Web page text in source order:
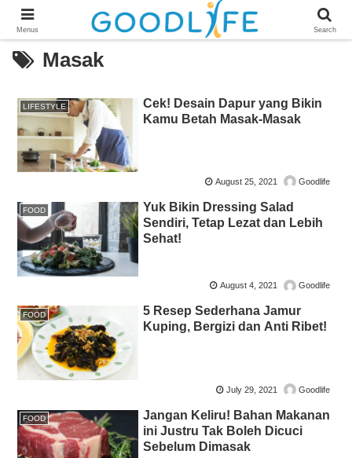
Masak
LIFESTYLE
Cek! Desain Dapur yang Bikin
Kamu Betah Masak-Masak
August 25, 2021 Goodlife
FOOD
Yuk Bikin Dressing Salad
Sendiri, Tetap Lezat dan Lebih
Sehat!
August 4, 2021 Goodlife
FOOD
5 Resep Sederhana Jamur
Kuping, Bergizi dan Anti Ribet!
July 29, 2021 Goodlife
FOOD
Jangan Keliru! Bahan Makanan
ini Justru Tak Boleh Dicuci
Sebelum Dimasak
Menus Search